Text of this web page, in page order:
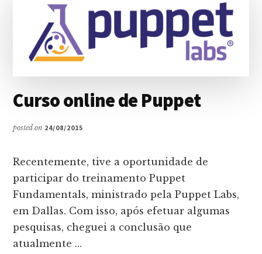
Curso online de Puppet
posted on 24/08/2015
Recentemente, tive a oportunidade de
participar do treinamento Puppet
Fundamentals, ministrado pela Puppet Labs,
em Dallas. Com isso, após efetuar algumas
pesquisas, cheguei a conclusão que
atualmente …